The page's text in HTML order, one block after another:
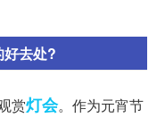
好去处?
赏灯会。作为元宵节